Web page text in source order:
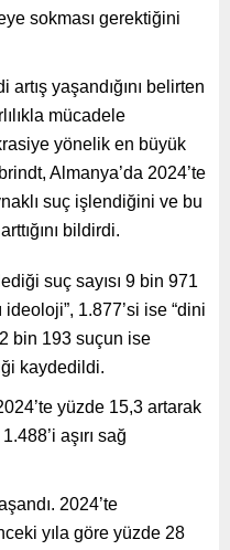
sokması gerektiğini
artış yaşandığını belirten
mücadele
yönelik en büyük
Almanya’da 2024’te
suç işlendiğini ve bu
bildirdi.
suç sayısı 9 bin 971
1.877’si ise “dini
bin 193 suçun ise
kaydedildi.
yüzde 15,3 artarak
aşırı sağ
2024’te
yıla göre yüzde 28